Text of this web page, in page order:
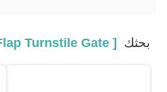
بحثك [ Flap Turnstile Gate ]